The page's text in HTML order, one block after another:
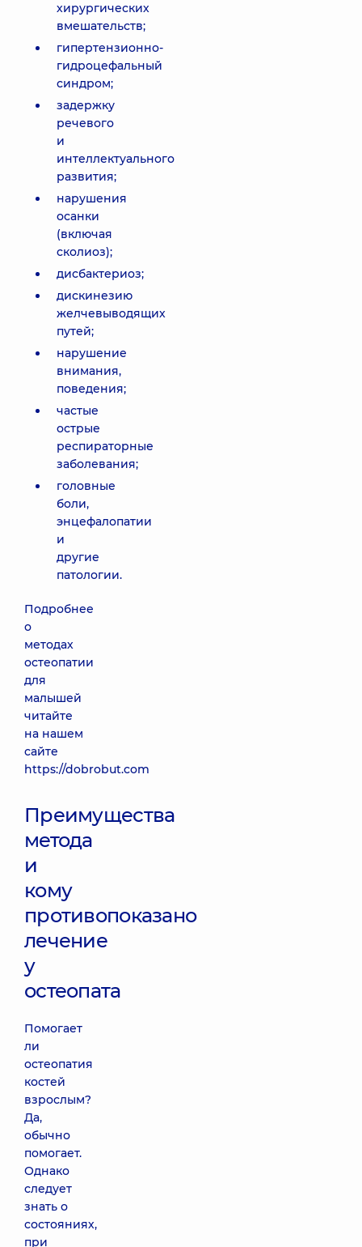
хирургических
вмешательств;
гипертензионно-
гидроцефальный
синдром;
задержку
речевого
и
интеллектуального
развития;
нарушения
осанки
(включая
сколиоз);
дисбактериоз;
дискинезию
желчевыводящих
путей;
нарушение
внимания,
поведения;
частые
острые
респираторные
заболевания;
головные
боли,
энцефалопатии
и
другие
патологии.
Подробнее
о
методах
остеопатии
для
малышей
читайте
на нашем
сайте
https://dobrobut.com
Преимущества
метода
и
кому
противопоказано
лечение
у
остеопата
Помогает
ли
остеопатия
костей
взрослым?
Да,
обычно
помогает.
Однако
следует
знать о
состояниях,
при